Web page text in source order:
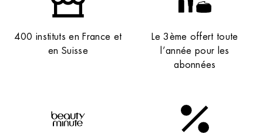
400 instituts en France et
en Suisse
Le 3ème offert toute
l’année pour les
abonnées